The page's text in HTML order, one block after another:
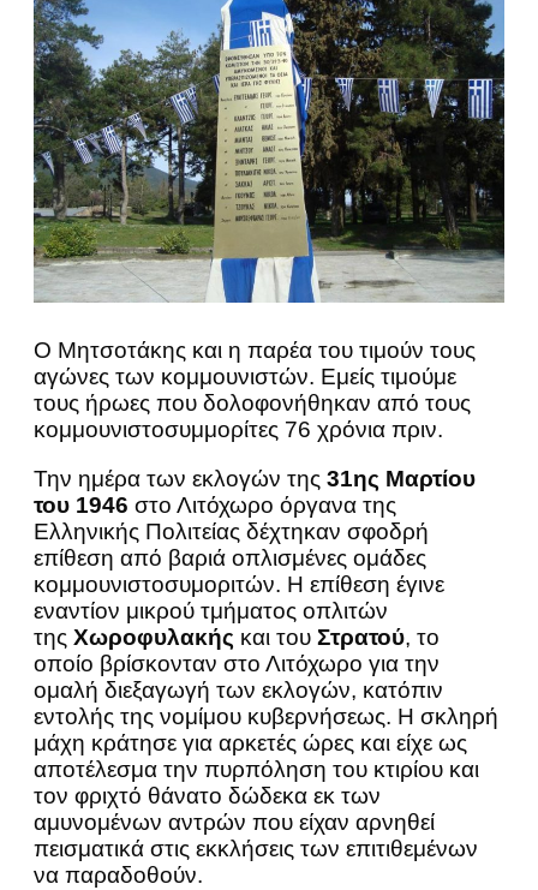
Ο Μητσοτάκης και η παρέα του τιμούν τους
αγώνες των κομμουνιστών. Εμείς τιμούμε
τους ήρωες που δολοφονήθηκαν από τους
κομμουνιστοσυμμορίτες 76 χρόνια πριν.
Την ημέρα των εκλογών της 31ης Μαρτίου
του 1946 στο Λιτόχωρο όργανα της
Ελληνικής Πολιτείας δέχτηκαν σφοδρή
επίθεση από βαριά οπλισμένες ομάδες
κομμουνιστοσυμοριτών. Η επίθεση έγινε
εναντίον μικρού τμήματος οπλιτών
της Χωροφυλακής και του Στρατού, το
οποίο βρίσκονταν στο Λιτόχωρο για την
ομαλή διεξαγωγή των εκλογών, κατόπιν
εντολής της νομίμου κυβερνήσεως. Η σκληρή
μάχη κράτησε για αρκετές ώρες και είχε ως
αποτέλεσμα την πυρπόληση του κτιρίου και
τον φριχτό θάνατο δώδεκα εκ των
αμυνομένων αντρών που είχαν αρνηθεί
πεισματικά στις εκκλήσεις των επιτιθεμένων
να παραδοθούν.